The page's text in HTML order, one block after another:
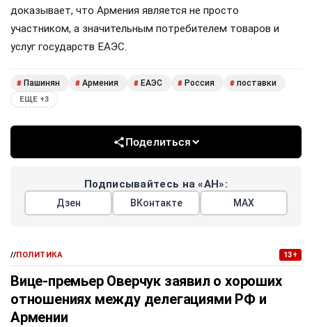
доказывает, что Армения является не просто
участником, а значительным потребителем товаров и
услуг государств ЕАЭС.
# Пашинян # Армения # ЕАЭС # Россия # поставки
ЕЩЕ +3
Поделиться
Подписывайтесь на «АН»:
Дзен ВКонтакте МАХ
//ПОЛИТИКА 13+
Вице-премьер Оверчук заявил о хороших
отношениях между делегациями РФ и
Армении